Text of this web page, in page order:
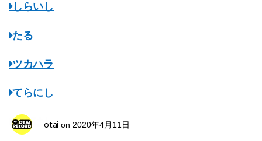
しらいし
たる
ツカハラ
てらにし
ながはし
otai on 2020年4月11日